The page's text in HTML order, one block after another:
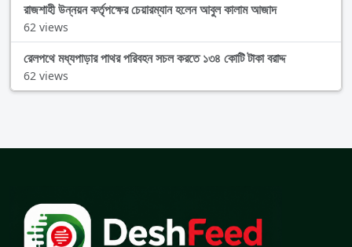
রাজশাহী উন্নয়ন কর্তৃপক্ষের চেয়ারম্যান হলেন আবুল কালাম আজাদ
62 views
রেলপথে মধ্যপাড়ার পাথর পরিবহন সচল করতে ১৩৪ কোটি টাকা বরাদ্দ
62 views